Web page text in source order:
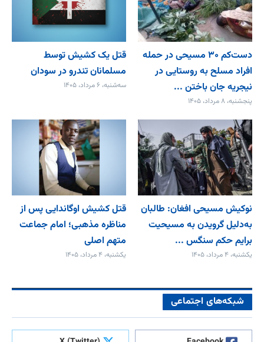
دست‌کم ۳۰ مسیحی در حمله
افراد مسلح به روستایی در
نیجریه جان باختن ...
پنجشنبه، ۸ مرداد، ۱۴۰۵
قتل یک کشیش توسط
مسلمانان تندرو در سودان
سه‌شنبه، ۶ مرداد، ۱۴۰۵
نوکیش مسیحی افغان: طالبان
به‌دلیل گرویدن به مسیحیت
برایم حکم سنگس ...
یکشنبه، ۴ مرداد، ۱۴۰۵
قتل کشیش اوگاندایی پس از
مناظره مذهبی؛ امام جماعت
متهم اصلی
یکشنبه، ۴ مرداد، ۱۴۰۵
شبکه‌های اجتماعی